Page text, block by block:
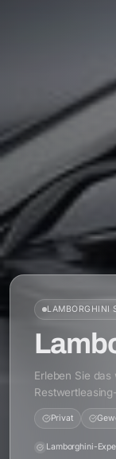
LAMBORGHINI
Erleben Sie das
Privat
Lamborghini-